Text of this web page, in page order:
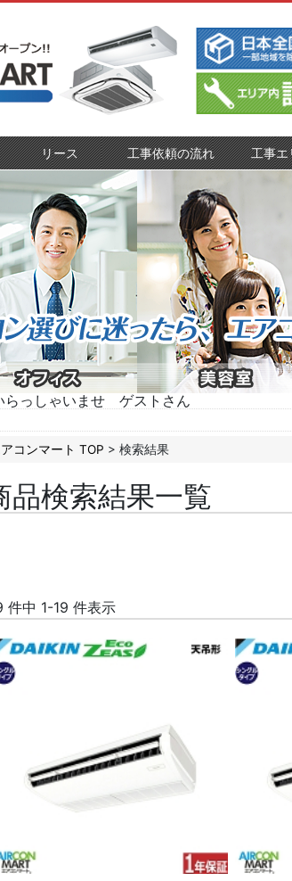
リース 工事依頼の流れ 工事エ
らっしゃいませ ゲストさん
コンマート TOP > 検索結果
品検索結果一覧
件中 1-19 件表示